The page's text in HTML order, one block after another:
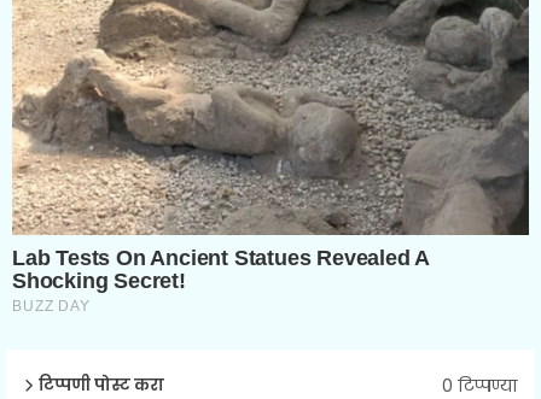
टिप्पणी पोस्ट करा 0 टिप्पण्या